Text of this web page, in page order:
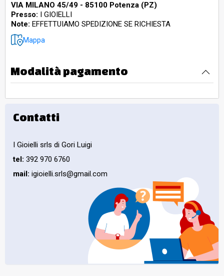
VIA MILANO 45/49 - 85100 Potenza (PZ)
Presso: I GIOIELLI
Note: EFFETTUIAMO SPEDIZIONE SE RICHIESTA
Mappa
Modalità pagamento
Contatti
I Gioielli srls di Gori Luigi
tel: 392 970 6760
mail: igioielli.srls@gmail.com